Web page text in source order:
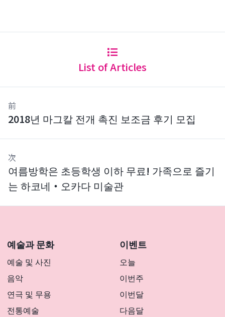
List of Articles
前
2018년 마그칼 전개 촉진 보조금 후기 모집
次
여름방학은 초등학생 이하 무료! 가족으로 즐기
는 하코네・오카다 미술관
예술과 문화
예술 및 사진
음악
연극 및 무용
전통예술
이벤트
오늘
이번주
이번달
다음달